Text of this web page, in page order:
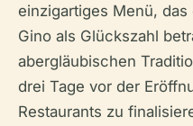
einzigartiges Menü,
Gino als Glückszahl
abergläubischen
drei Tage vor der
Restaurants zu